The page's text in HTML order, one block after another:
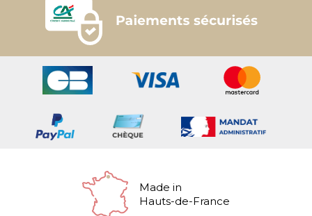
Made in
Hauts-de-France